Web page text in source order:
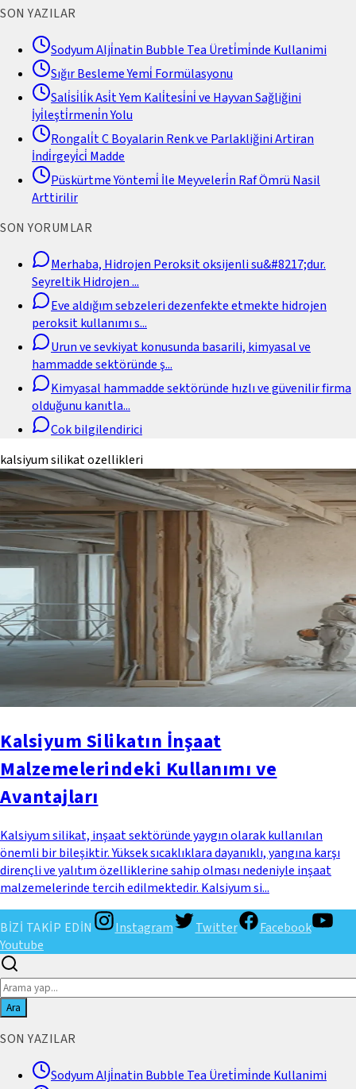
SON YAZILAR
Sodyum Alji̇natin Bubble Tea Üreti̇mi̇nde Kullanimi
Sığır Besleme Yemi̇ Formülasyonu
Sali̇si̇li̇k Asi̇t Yem Kali̇tesi̇ni̇ ve Hayvan Sağliğini
İyi̇leşti̇rmeni̇n Yolu
Rongali̇t C Boyalarin Renk ve Parlakliğini Artiran
İndi̇rgeyi̇ci̇ Madde
Püskürtme Yöntemi̇ İle Meyveleri̇n Raf Ömrü Nasil
Arttirilir
SON YORUMLAR
Merhaba, Hidrojen Peroksit oksijenli su&#8217;dur.
Seyreltik Hidrojen...
Eve aldığım sebzeleri dezenfekte etmekte hidrojen
peroksit kullanımı s...
Urun ve sevkiyat konusunda basarili, kimyasal ve
hammadde sektöründe ş...
Kimyasal hammadde sektöründe hızlı ve güvenilir firma
olduğunu kanıtla...
Cok bilgilendirici
kalsiyum silikat ozellikleri
Kalsiyum Silikatın İnşaat
Malzemelerindeki Kullanımı ve
Avantajları
Kalsiyum silikat, inşaat sektöründe yaygın olarak kullanılan
önemli bir bileşiktir. Yüksek sıcaklıklara dayanıklı, yangına karşı
dirençli ve yalıtım özelliklerine sahip olması nedeniyle inşaat
malzemelerinde tercih edilmektedir. Kalsiyum si...
BİZİ TAKİP EDİN Instagram Twitter
Facebook
Youtube
Ara
SON YAZILAR
Sodyum Alji̇natin Bubble Tea Üreti̇mi̇nde Kullanimi